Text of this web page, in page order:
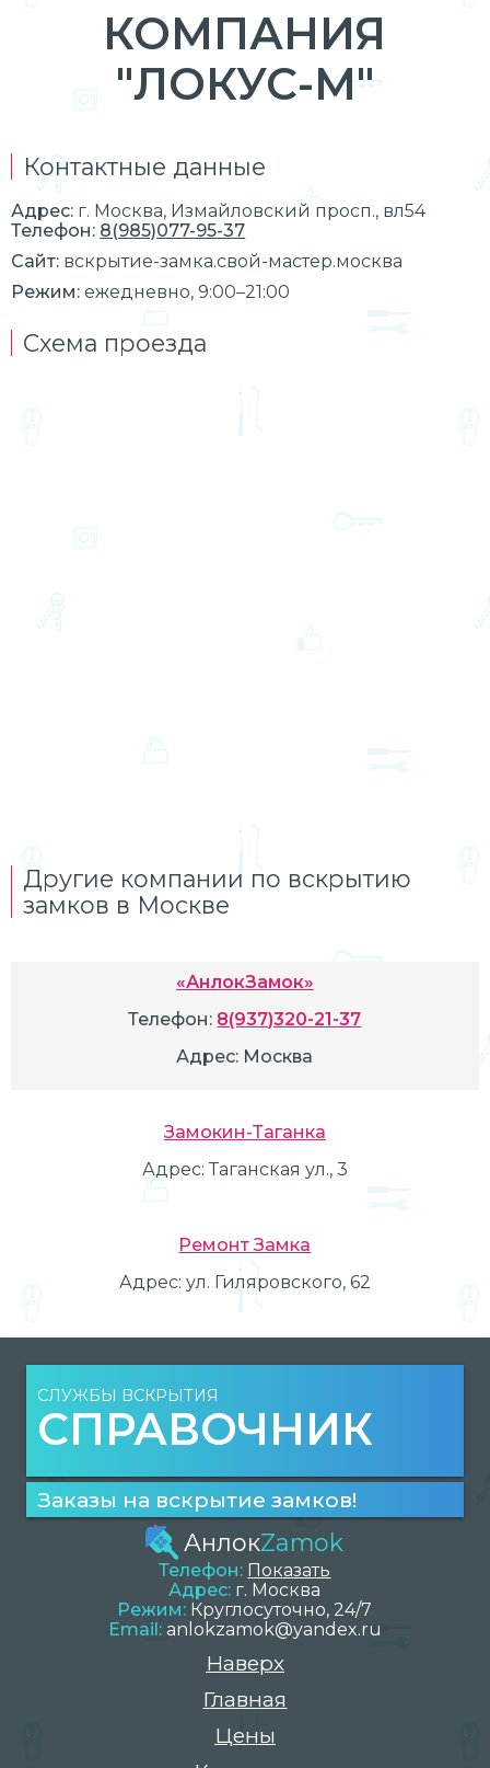
КОМПАНИЯ
"ЛОКУС-М"
Контактные данные
Адрес: г. Москва, Измайловский просп., вл54
Телефон: 8(985)077-95-37
Сайт: вскрытие-замка.свой-мастер.москва
Режим: ежедневно, 9:00–21:00
Схема проезда
Другие компании по вскрытию
замков в Москве
«АнлокЗамок»
Телефон: 8(937)320-21-37
Адрес: Москва
Замокин-Таганка
Адрес: Таганская ул., 3
Ремонт Замка
Адрес: ул. Гиляровского, 62
СЛУЖБЫ ВСКРЫТИЯ
СПРАВОЧНИК
Заказы на вскрытие замков!
АнлокZamok
Телефон: Показать
Адрес: г. Москва
Режим: Круглосуточно, 24/7
Email: anlokzamok@yandex.ru
Наверх
Главная
Цены